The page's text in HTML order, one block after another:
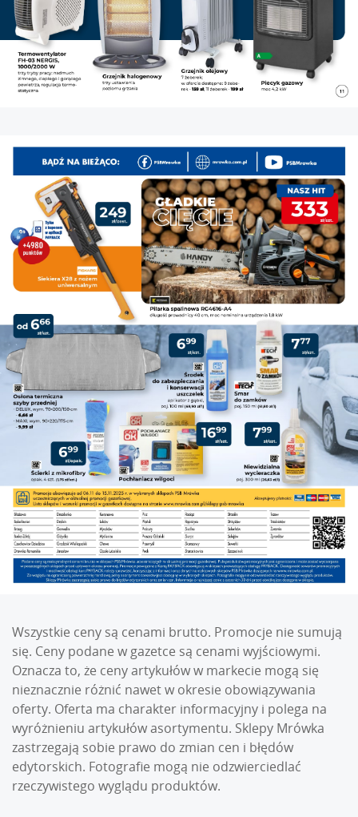
Wszystkie ceny są cenami brutto. Promocje nie sumują
się. Ceny podane w gazetce są cenami wyjściowymi.
Oznacza to, że ceny artykułów w markecie mogą się
nieznacznie różnić nawet w okresie obowiązywania
oferty. Oferta ma charakter informacyjny i polega na
wyróżnieniu artykułów asortymentu. Sklepy Mrówka
zastrzegają sobie prawo do zmian cen i błędów
edytorskich. Fotografie mogą nie odzwierciedlać
rzeczywistego wyglądu produktów.